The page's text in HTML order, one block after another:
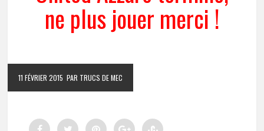
ne plus jouer merci !
11 FÉVRIER 2015 PAR TRUCS DE MEC